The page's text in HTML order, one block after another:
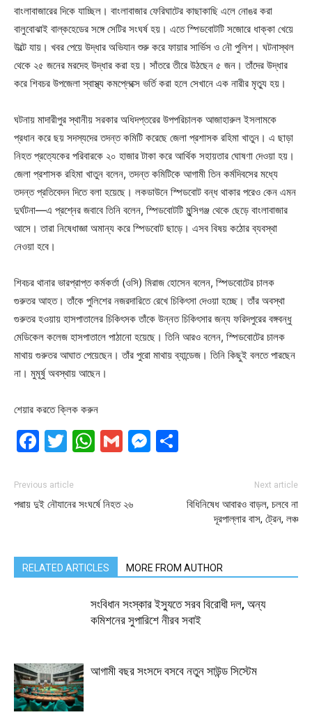
বাংলাবাজারের দিকে যাচ্ছিল। বাংলাবাজার ফেরিঘাটের কাছাকাছি এলে নোঙর করা
বালুবোঝাই বাল্কহেডের সঙ্গে সেটির সংঘর্ষ হয়। এতে স্পিডবোটটি সজোরে ধাক্কা খেয়ে
উল্টে যায়। খবর পেয়ে উদ্ধার অভিযান শুরু করে ফায়ার সার্ভিস ও নৌ পুলিশ। ঘটনাস্থল
থেকে ২৫ জনের মরদেহ উদ্ধার করা হয়। সাঁতরে তীরে উঠছেন ৫ জন। তাঁদের উদ্ধার
করে শিবচর উপজেলা স্বাস্থ্য কমপ্লেক্সে ভর্তি করা হলে সেখানে এক নারীর মৃত্যু হয়।
ঘটনায় মাদারীপুর স্থানীয় সরকার অধিদপ্তরের উপপরিচালক আজাহারুল ইসলামকে
প্রধান করে ছয় সদস্যদের তদন্ত কমিটি করেছে জেলা প্রশাসক রহিমা খাতুন। এ ছাড়া
নিহত প্রত্যেকের পরিবারকে ২০ হাজার টাকা করে আর্থিক সহায়তার ঘোষণা দেওয়া হয়।
জেলা প্রশাসক রহিমা খাতুন বলেন, তদন্ত কমিটিকে আগামী তিন কর্মদিবসের মধ্যে
তদন্ত প্রতিবেদন দিতে বলা হয়েছে। লকডাউনে স্পিডবোট বন্ধ থাকার পরেও কেন এমন
দুর্ঘটনা—এ প্রশ্নের জবাবে তিনি বলেন, স্পিডবোটটি মুন্সিগঞ্জ থেকে ছেড়ে বাংলাবাজার
আসে। তারা নিষেধাজ্ঞা অমান্য করে স্পিডবোট ছাড়ে। এসব বিষয় কঠোর ব্যবস্থা
নেওয়া হবে।
শিবচর থানার ভারপ্রাপ্ত কর্মকর্তা (ওসি) মিরাজ হোসেন বলেন, স্পিডবোটের চালক
গুরুতর আহত। তাঁকে পুলিশের নজরদারিতে রেখে চিকিৎসা দেওয়া হচ্ছে। তাঁর অবস্থা
গুরুতর হওয়ায় হাসপাতালের চিকিৎসক তাঁকে উন্নত চিকিৎসার জন্য ফরিদপুরের বঙ্গবন্ধু
মেডিকেল কলেজ হাসপাতালে পাঠানো হয়েছে। তিনি আরও বলেন, স্পিডবোটের চালক
মাথায় গুরুতর আঘাত পেয়েছেন। তাঁর পুরো মাথায় ব্যান্ডেজ। তিনি কিছুই বলতে পারছেন
না। মুমূর্ষু অবস্থায় আছেন।
শেয়ার করতে ক্লিক করুন
Facebook
Twitter
WhatsApp
GmailMessenger
Previous article
পদ্মায় দুই নৌযানের সংঘর্ষে নিহত ২৬
Next article
বিধিনিষেধ আবারও বাড়ল, চলবে না
দূরপাল্লার বাস, ট্রেন, লঞ্চ
RELATED ARTICLES MORE FROM AUTHOR
সংবিধান সংস্কার ইস্যুতে সরব বিরোধী দল, অন্য
কমিশনের সুপারিশে নীরব সবাই
আগামী বছর সংসদে বসবে নতুন সাউন্ড সিস্টেম